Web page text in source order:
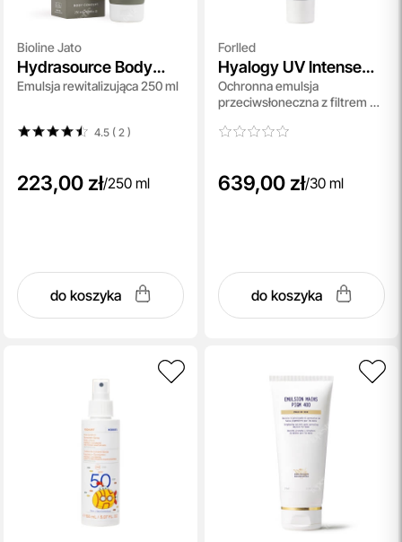
Bioline Jato
Hydrasource Body
Lotion
Emulsja rewitalizująca 250 ml
4.5 ( 2 )
223,00 zł/250 ml
do koszyka
Forlled
Hyalogy UV Intense
Protector SPF 50
Ochronna emulsja
przeciwsłoneczna z filtrem 30
639,00 zł/30 ml
do koszyka